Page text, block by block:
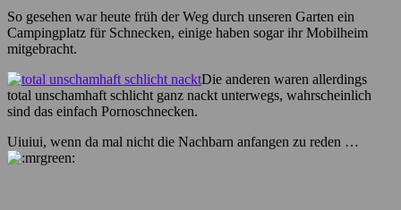
So gesehen war heute früh der Weg durch unseren Garten ein
Campingplatz für Schnecken, einige haben sogar ihr Mobilheim
mitgebracht.
Die anderen waren allerdings
total unschamhaft schlicht ganz nackt unterwegs, wahrscheinlich
sind das einfach Pornoschnecken.
Uiuiui, wenn da mal nicht die Nachbarn anfangen zu reden …